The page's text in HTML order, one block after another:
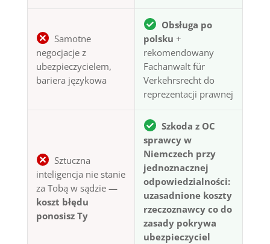
Samotne
negocjacje z
ubezpieczycielem,
bariera językowa
Obsługa po
polsku +
rekomendowany
Fachanwalt für
Verkehrsrecht do
reprezentacji prawnej
Sztuczna
inteligencja nie stanie
za Tobą w sądzie —
koszt błędu
ponosisz Ty
Szkoda z OC
sprawcy w
Niemczech przy
jednoznacznej
odpowiedzialności:
uzasadnione koszty
rzeczoznawcy co do
zasady pokrywa
ubezpieczyciel